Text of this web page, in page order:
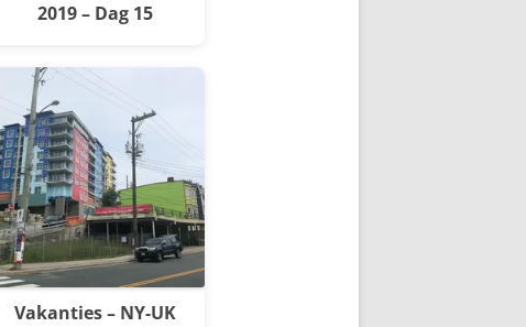
2019 – Dag 15
Vakanties – NY-UK